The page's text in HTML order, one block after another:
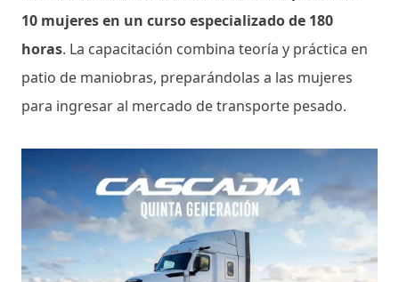
10 mujeres en un curso especializado de 180
horas. La capacitación combina teoría y práctica en
patio de maniobras, preparándolas a las mujeres
para ingresar al mercado de transporte pesado.